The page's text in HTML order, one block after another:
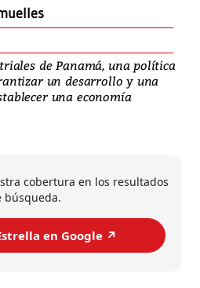
de Panamá, una política
un desarrollo y una
una economía
cobertura en los resultados
búsqueda.
en Google ↗️